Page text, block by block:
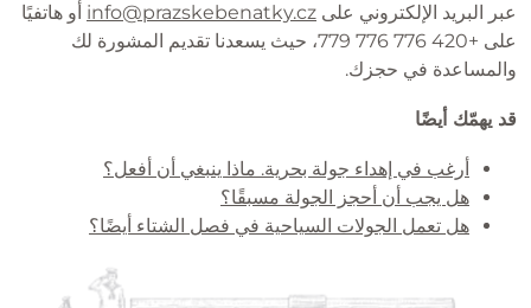
عبر البريد الإلكتروني على info@prazskebenatky.cz أو هاتفيًا
على +420 776 776 779، حيث يسعدنا تقديم المشورة لك
والمساعدة في حجزك.
قد يهمّك أيضًا
أرغب في إهداء جولة بحرية. ماذا ينبغي أن أفعل؟
هل يجب أن أحجز الجولة مسبقًا؟
هل تعمل الجولات السياحية في فصل الشتاء أيضًا؟